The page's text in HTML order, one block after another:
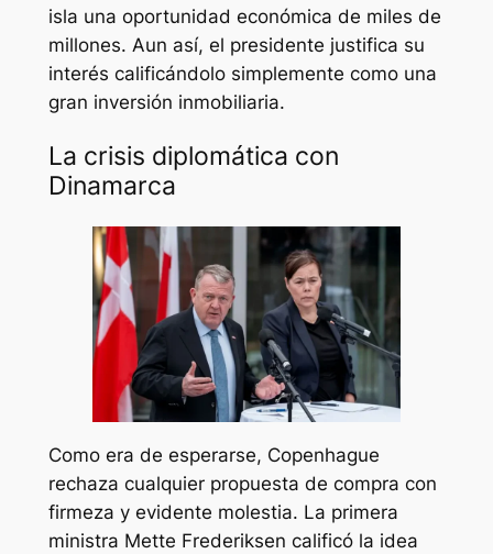
isla una oportunidad económica de miles de
millones. Aun así, el presidente justifica su
interés calificándolo simplemente como una
gran inversión inmobiliaria.
La crisis diplomática con
Dinamarca
Como era de esperarse, Copenhague
rechaza cualquier propuesta de compra con
firmeza y evidente molestia. La primera
ministra Mette Frederiksen calificó la idea